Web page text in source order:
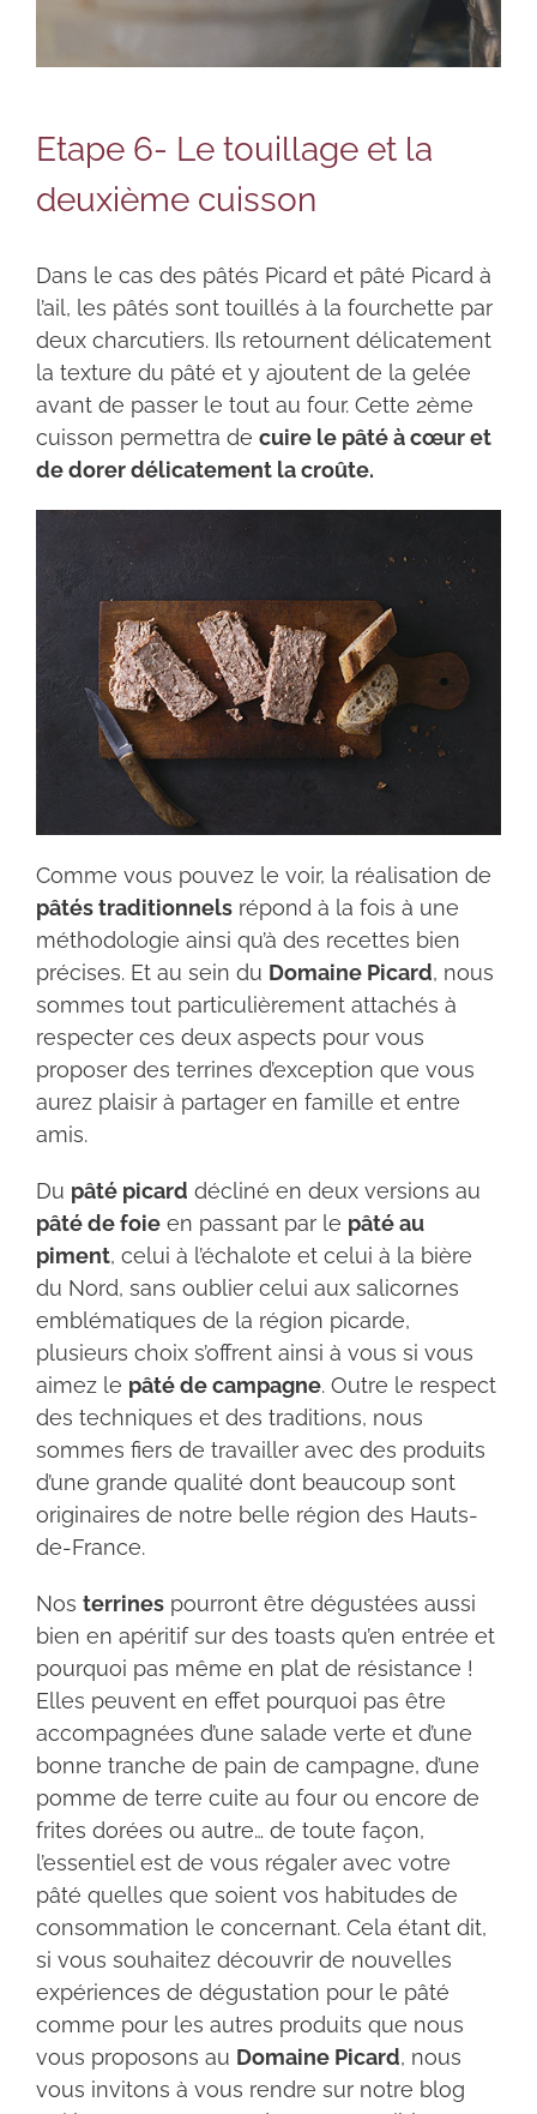
Etape 6- Le touillage et la
deuxième cuisson
Dans le cas des pâtés Picard et pâté Picard à
l’ail, les pâtés sont touillés à la fourchette par
deux charcutiers. Ils retournent délicatement
la texture du pâté et y ajoutent de la gelée
avant de passer le tout au four. Cette 2ème
cuisson permettra de cuire le pâté à cœur et
de dorer délicatement la croûte.
Comme vous pouvez le voir, la réalisation de
pâtés traditionnelsrépond à la fois à une
méthodologie ainsi qu’à des recettes bien
précises. Et au sein du Domaine Picard, nous
sommes tout particulièrement attachés à
respecter ces deux aspects pour vous
proposer des terrines d’exception que vous
aurez plaisir à partager en famille et entre
amis.
Du pâté picard décliné en deux versions au
pâté de foieen passant par le pâté au
piment, celui à l’échalote et celui à la bière
du Nord, sans oublier celui aux salicornes
emblématiques de la région picarde,
plusieurs choix s’offrent ainsi à vous si vous
aimez le pâté de campagne. Outre le respect
des techniques et des traditions, nous
sommes fiers de travailler avec des produits
d’une grande qualité dont beaucoup sont
originaires de notre belle région des Hauts-
de-France.
Nos terrinespourront être dégustées aussi
bien en apéritif sur des toasts qu’en entrée et
pourquoi pas même en plat de résistance !
Elles peuvent en effet pourquoi pas être
accompagnées d’une salade verte et d’une
bonne tranche de pain de campagne, d’une
pomme de terre cuite au four ou encore de
frites dorées ou autre… de toute façon,
l’essentiel est de vous régaler avec votre
pâté quelles que soient vos habitudes de
consommation le concernant. Cela étant dit,
si vous souhaitez découvrir de nouvelles
expériences de dégustation pour le pâté
comme pour les autres produits que nous
vous proposons au Domaine Picard, nous
vous invitons à vous rendre sur notre blog